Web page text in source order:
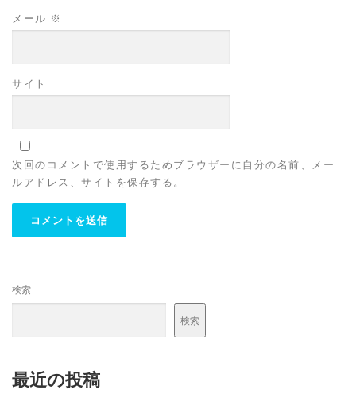
メール ※
サイト
次回のコメントで使用するためブラウザーに自分の名前、メー
ルアドレス、サイトを保存する。
検索
検索
最近の投稿